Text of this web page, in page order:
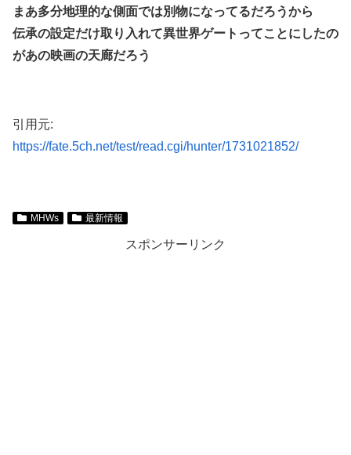
まあ多分地理的な側面では別物になってるだろうから
伝承の設定だけ取り入れて異世界ゲートってことにしたの
があの映画の天廊だろう
引用元:
https://fate.5ch.net/test/read.cgi/hunter/1731021852/
MHWs 最新情報
スポンサーリンク